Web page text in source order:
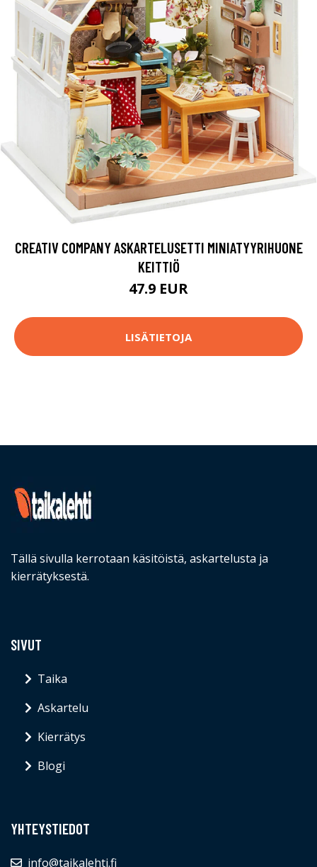
CREATIV COMPANY ASKARTELUSETTI MINIATYYRIHUONE
KEITTIÖ
47.9 EUR
LISÄTIETOJA
Tällä sivulla kerrotaan käsitöistä, askartelusta ja
kierrätyksestä.
SIVUT
Taika
Askartelu
Kierrätys
Blogi
YHTEYSTIEDOT
info@taikalehti.fi